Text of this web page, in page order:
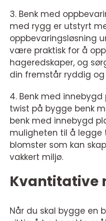
3. Benk med
med rygg er utstyrt
oppbevaringsløsning
være praktisk for å
hageredskaper, og
din fremstår ryddig
4. Benk med innebygd
twist på bygge benk
benk med innebygd
muligheten til å legge
blomster som kan
vakkert miljø.
Kvantitative
Når du skal bygge en